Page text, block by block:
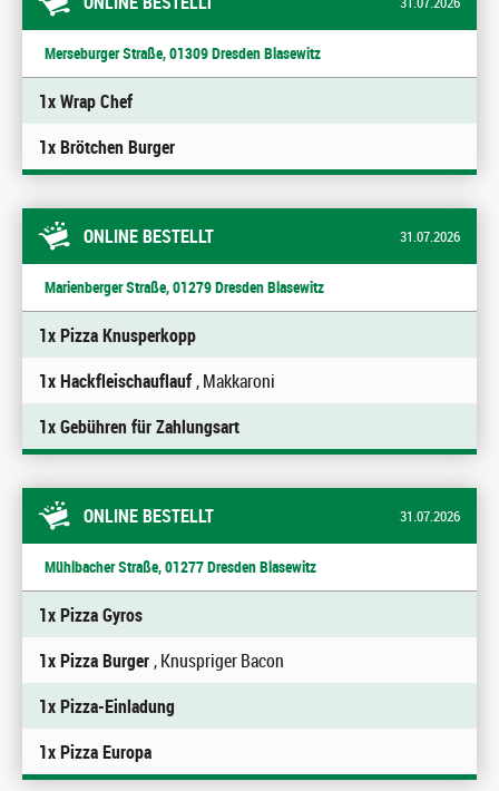
Merseburger Straße, 01309 Dresden Blasewitz
1x Wrap Chef
1x Brötchen Burger
ONLINE BESTELLT 31.07.2026
Marienberger Straße, 01279 Dresden Blasewitz
1x Pizza Knusperkopp
1x Hackfleischauflauf, Makkaroni
1x Gebühren für Zahlungsart
ONLINE BESTELLT 31.07.2026
Mühlbacher Straße, 01277 Dresden Blasewitz
1x Pizza Gyros
1x Pizza Burger, Knuspriger Bacon
1x Pizza-Einladung
1x Pizza Europa